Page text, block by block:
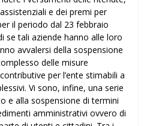
e dei premi per
il periodo dal 23 febbraio
se tali aziende hanno alle loro
avvalersi della sospensione
delle misure
per l’ente stimabili a
Vi sono, infine, una serie
e alla sospensione di termini
amministrativi ovvero di